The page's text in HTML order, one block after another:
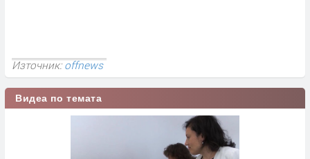
Източник:offnews
Видеа по темата